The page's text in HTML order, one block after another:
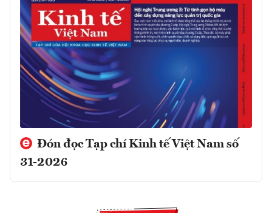
Đón đọc Tạp chí Kinh tế Việt Nam số
31-2026